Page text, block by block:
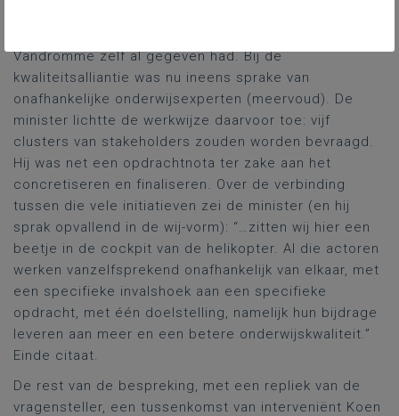
Vandromme zelf al gegeven had. Bij de
kwaliteitsalliantie was nu ineens sprake van
onafhankelijke onderwijsexperten (meervoud). De
minister lichtte de werkwijze daarvoor toe: vijf
clusters van stakeholders zouden worden bevraagd.
Hij was net een opdrachtnota ter zake aan het
concretiseren en finaliseren. Over de verbinding
tussen die vele initiatieven zei de minister (en hij
sprak opvallend in de wij-vorm): “…zitten wij hier een
beetje in de cockpit van de helikopter. Al die actoren
werken vanzelfsprekend onafhankelijk van elkaar, met
een specifieke invalshoek aan een specifieke
opdracht, met één doelstelling, namelijk hun bijdrage
leveren aan meer en een betere onderwijskwaliteit.”
Einde citaat.
De rest van de bespreking, met een repliek van de
vragensteller, een tussenkomst van interveniënt Koen